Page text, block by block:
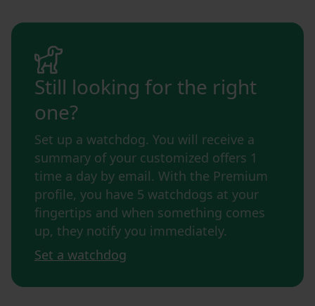
Still looking for the right
one?
Set up a watchdog. You will receive a
summary of your customized offers 1
time a day by email. With the Premium
profile, you have 5 watchdogs at your
fingertips and when something comes
up, they notify you immediately.
Set a watchdog